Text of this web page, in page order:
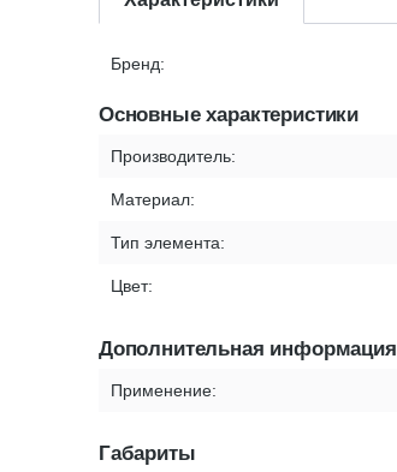
Бренд:
Основные характеристики
Производитель:
Материал:
Тип элемента:
Цвет:
Дополнительная информация
Применение:
Габариты